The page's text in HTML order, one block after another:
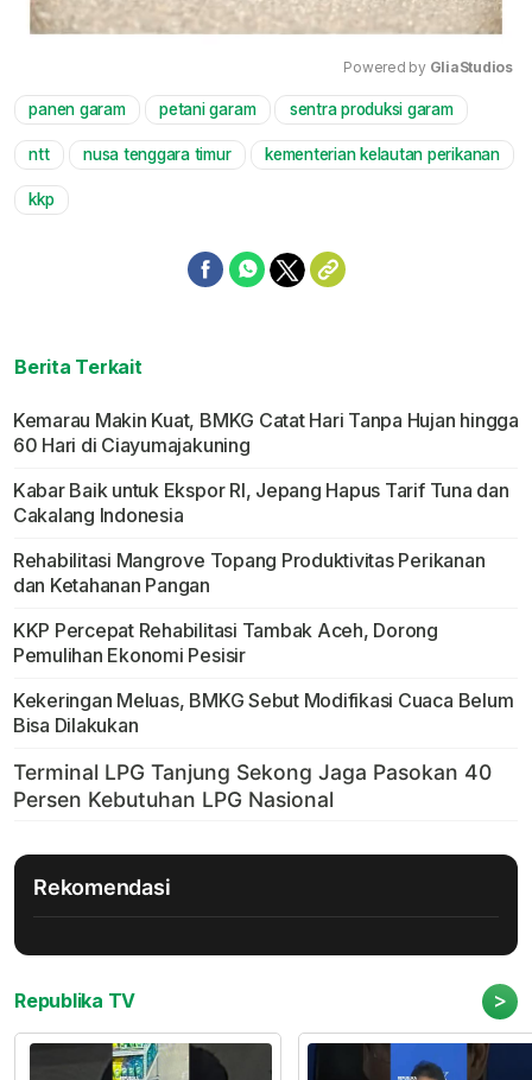
Mute
Powered by GliaStudios
panen garam petani garam sentra produksi garam
ntt nusa tenggara timur kementerian kelautan perikanan
kkp
Berita Terkait
Kemarau Makin Kuat, BMKG Catat Hari Tanpa Hujan hingga
60 Hari di Ciayumajakuning
Kabar Baik untuk Ekspor RI, Jepang Hapus Tarif Tuna dan
Cakalang Indonesia
Rehabilitasi Mangrove Topang Produktivitas Perikanan
dan Ketahanan Pangan
KKP Percepat Rehabilitasi Tambak Aceh, Dorong
Pemulihan Ekonomi Pesisir
Kekeringan Meluas, BMKG Sebut Modifikasi Cuaca Belum
Bisa Dilakukan
Rekomendasi
Republika TV >